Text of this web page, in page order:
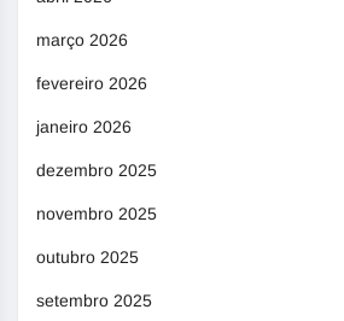
março 2026
fevereiro 2026
janeiro 2026
dezembro 2025
novembro 2025
outubro 2025
setembro 2025